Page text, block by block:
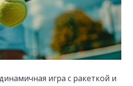
игра с ракеткой и